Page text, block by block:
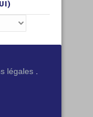
légales